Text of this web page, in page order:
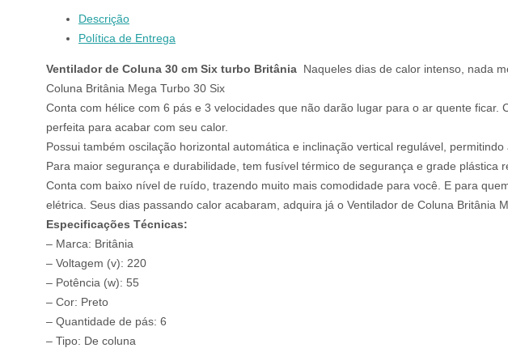
Descrição
Política de Entrega
Ventilador de Coluna 30 cm Six turbo Britânia
Naqueles dias de calor intenso, nada
Coluna Britânia Mega Turbo 30 Six
Conta com hélice com 6 pás e 3 velocidades que não darão lugar para o ar quente
perfeita para acabar com seu calor.
Possui também oscilação horizontal automática e inclinação vertical regulável, permitindo
Para maior segurança e durabilidade, tem fusível térmico de segurança e grade plástica
Conta com baixo nível de ruído, trazendo muito mais comodidade para você. E para
elétrica. Seus dias passando calor acabaram, adquira já o Ventilador de Coluna Britânia
Especificações Técnicas:
– Marca: Britânia
– Voltagem (v): 220
– Potência (w): 55
– Cor: Preto
– Quantidade de pás: 6
– Tipo: De coluna